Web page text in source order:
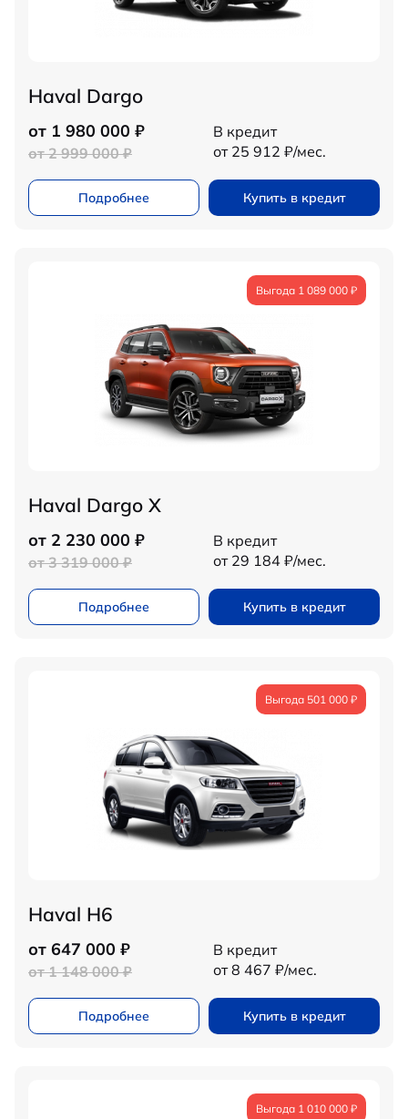
Haval Dargo
от 1 980 000 ₽
от 2 999 000 ₽
В кредит
от 25 912 ₽/мес.
Подробнее Купить в кредит
Выгода 1 089 000 ₽
Haval Dargo X
от 2 230 000 ₽
от 3 319 000 ₽
В кредит
от 29 184 ₽/мес.
Подробнее Купить в кредит
Выгода 501 000 ₽
Haval H6
от 647 000 ₽
от 1 148 000 ₽
В кредит
от 8 467 ₽/мес.
Подробнее Купить в кредит
Выгода 1 010 000 ₽